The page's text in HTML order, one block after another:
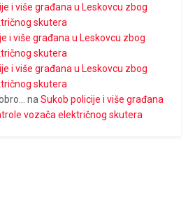
i više građana u Leskovcu zbog
skutera
i više građana u Leskovcu zbog
skutera
i više građana u Leskovcu zbog
skutera
na Sukob policije i više građana
vozača električnog skutera